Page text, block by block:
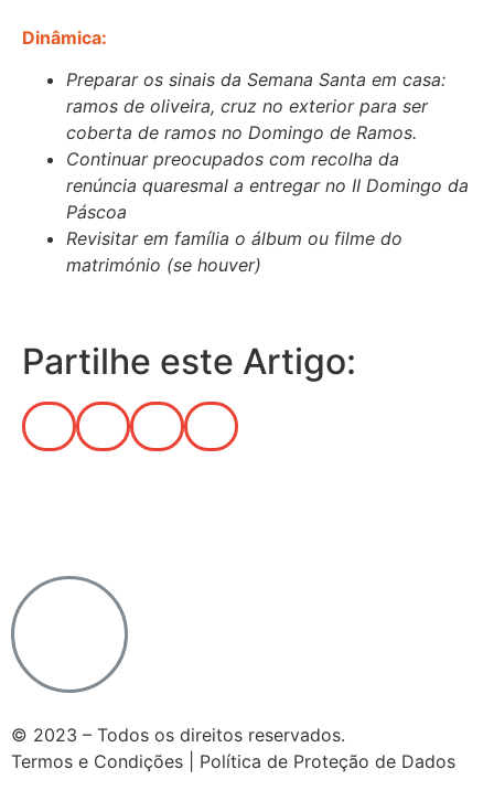
Dinâmica:
Preparar os sinais da Semana Santa em casa:
ramos de oliveira, cruz no exterior para ser
coberta de ramos no Domingo de Ramos.
Continuar preocupados com recolha da
renúncia quaresmal a entregar no II Domingo da
Páscoa
Revisitarem família o álbum ou filme do
matrimónio (se houver)
Partilhe este Artigo:
© 2023 – Todos os direitos reservados.
Termos e Condições | Política de Proteção de Dados